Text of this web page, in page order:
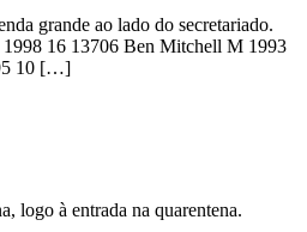
grande ao lado do secretariado.
16 13706 Ben Mitchell M 1993
10 […]
logo à entrada na quarentena.